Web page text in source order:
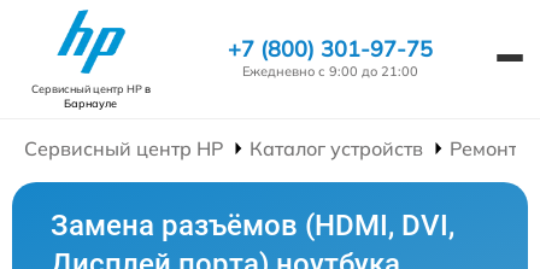
Сервисный центр HPв
Барнауле
+7 (800) 301-97-75
Ежедневно с 9:00 до 21:00
Сервисный центр HP Каталог устройств Ремонт
Замена разъёмов (HDMI, DVI,